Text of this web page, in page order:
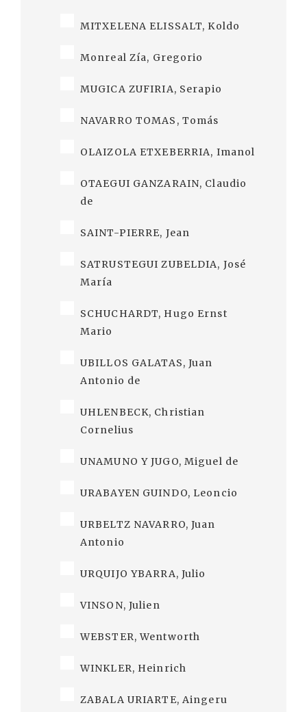
MITXELENA ELISSALT, Koldo
Monreal Zía, Gregorio
MUGICA ZUFIRIA, Serapio
NAVARRO TOMAS, Tomás
OLAIZOLA ETXEBERRIA, Imanol
OTAEGUI GANZARAIN, Claudio
de
SAINT-PIERRE, Jean
SATRUSTEGUI ZUBELDIA, José
María
SCHUCHARDT, Hugo Ernst
Mario
UBILLOS GALATAS, Juan
Antonio de
UHLENBECK, Christian
Cornelius
UNAMUNO Y JUGO, Miguel de
URABAYEN GUINDO, Leoncio
URBELTZ NAVARRO, Juan
Antonio
URQUIJO YBARRA, Julio
VINSON, Julien
WEBSTER, Wentworth
WINKLER, Heinrich
ZABALA URIARTE, Aingeru